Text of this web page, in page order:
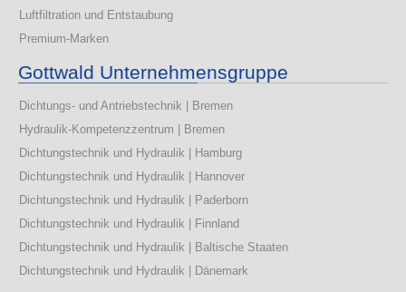
Luftfiltration und Entstaubung
Premium-Marken
Gottwald Unternehmensgruppe
Dichtungs- und Antriebstechnik | Bremen
Hydraulik-Kompetenzzentrum | Bremen
Dichtungstechnik und Hydraulik | Hamburg
Dichtungstechnik und Hydraulik | Hannover
Dichtungstechnik und Hydraulik | Paderborn
Dichtungstechnik und Hydraulik | Finnland
Dichtungstechnik und Hydraulik | Baltische Staaten
Dichtungstechnik und Hydraulik | Dänemark